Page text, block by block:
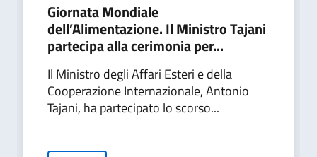
Giornata Mondiale
dell’Alimentazione. Il Ministro Tajani
partecipa alla cerimonia per...
Il Ministro degli Affari Esteri e della
Cooperazione Internazionale, Antonio
Tajani, ha partecipato lo scorso...